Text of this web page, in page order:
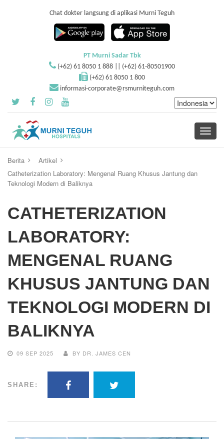
Chat dokter langsung di aplikasi Murni Teguh
PT Murni Sadar Tbk
(+62) 61 8050 1 888 || (+62) 61-80501900
(+62) 61 8050 1 800
informasi-corporate@rsmurniteguh.com
Toggle
Berita
Artikel
Catheterization Laboratory: Mengenal Ruang Khusus Jantung dan
Teknologi Modern di Baliknya
CATHETERIZATION
LABORATORY:
MENGENAL RUANG
KHUSUS JANTUNG DAN
TEKNOLOGI MODERN DI
BALIKNYA
09 SEP 2025 BY DR. JAMES CEN
SHARE: